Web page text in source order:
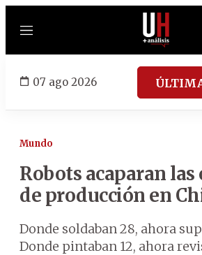
Menú
07 ago 2026
Mundo
Robots acaparan las
de producción en
Donde soldaban 28, ahora
Donde pintaban 12, ahora